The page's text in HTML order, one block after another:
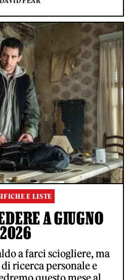
E LISTE
A GIUGNO
2026
a farci sciogliere, ma
ricerca personale e